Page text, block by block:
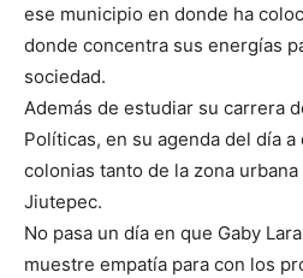
ese municipio en donde ha
donde concentra sus energías
sociedad.
Además de estudiar su carrera
Políticas, en su agenda del día
colonias tanto de la zona
Jiutepec.
No pasa un día en que Gaby
muestre empatía para con los